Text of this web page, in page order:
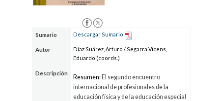
Sumario Descargar Sumario
Autor
Díaz Suárez, Arturo / Segarra Vicens,
Eduardo (coords.)
Descripción
Resumen: El segundo encuentro
internacional de profesionales de la
educación física y de la educación especial